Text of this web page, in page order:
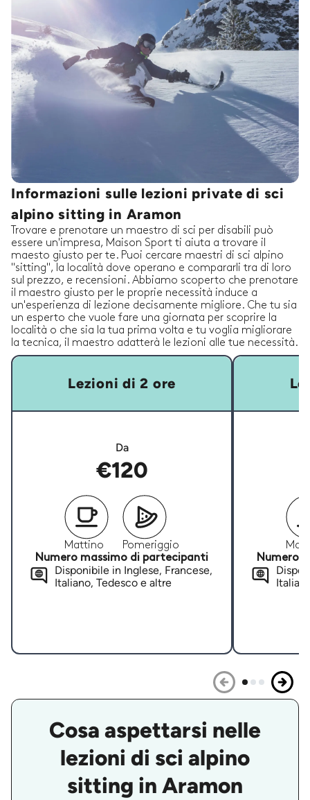
Informazioni sulle lezioni private di sci
alpino sitting in Aramon
Trovare e prenotare un maestro di sci per disabili può
essere un'impresa, Maison Sport ti aiuta a trovare il
maesto giusto per te. Puoi cercare maestri di sci alpino
"sitting", la località dove operano e compararli tra di loro
sul prezzo, e recensioni. Abbiamo scoperto che prenotare
il maestro giusto per le proprie necessità induce a
un'esperienza di lezione decisamente migliore. Che tu sia
un esperto che vuole fare una giornata per scoprire la
località o che sia la tua prima volta e tu voglia migliorare
la tecnica, il maestro adatterà le lezioni alle tue necessità.
Lezioni di 2 ore
Da
€120
Mattino
Pomeriggio
Numero massimo di partecipanti
Disponibile in Inglese, Francese,
Italiano, Tedesco e altre
Numero
Cosa aspettarsi nelle
lezioni di sci alpino
sitting in Aramon